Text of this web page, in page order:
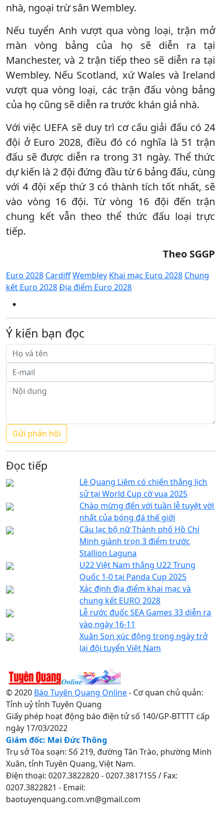
nhà, ngoại trừ sân Wembley.
Nếu tuyển Anh vượt qua vòng loại, trận mở
màn vòng bảng của họ sẽ diễn ra tại
Manchester, và 2 trận tiếp theo sẽ diễn ra tại
Wembley. Nếu Scotland, xứ Wales và Ireland
vượt qua vòng loại, các trận đấu vòng bảng
của họ cũng sẽ diễn ra trước khán giả nhà.
Với việc UEFA sẽ duy trì cơ cấu giải đấu có 24
đội ở Euro 2028, điều đó có nghĩa là 51 trận
đấu sẽ được diễn ra trong 31 ngày. Thể thức
dự kiến ​​là 2 đội đứng đầu từ 6 bảng đấu, cùng
với 4 đội xếp thứ 3 có thành tích tốt nhất, sẽ
vào vòng 16 đội. Từ vòng 16 đội đến trận
chung kết vẫn theo thể thức đấu loại trực
tiếp.
Theo SGGP
Euro 2028 CardiffWembley Khai mạc Euro 2028 Chung
kết Euro 2028Địa điểm Euro 2028
Ý kiến bạn đọc
Đọc tiếp
Lê Quang Liêm có chiến thắng lịch
sử tại World Cup cờ vua 2025
Chào mừng đến với tuần lễ tuyệt vời
nhất của bóng đá thế giới
Câu lạc bộ nữ Thành phố Hồ Chí
Minh giành trọn 3 điểm trước
Stallion Laguna
U22 Việt Nam thắng U22 Trung
Quốc 1-0 tại Panda Cup 2025
Xác định địa điểm khai mạc và
chung kết EURO 2028
Lễ rước đuốc SEA Games 33 diễn ra
vào ngày 16-11
Xuân Son xúc động trong ngày trở
lại đội tuyển Việt Nam
© 2020 Báo Tuyên Quang Online- Cơ quan chủ quản:
Tỉnh uỷ tỉnh Tuyên Quang
Giấy phép hoạt động báo điện tử số 140/GP-BTTTT cấp
ngày 17/03/2022
Giám đốc: Mai Đức Thông
Trụ sở Tòa soạn: Số 219, đường Tân Trào, phường Minh
Xuân, tỉnh Tuyên Quang, Việt Nam.
Điện thoại: 0207.3822820 - 0207.3817155 / Fax:
0207.3822821 - Email:
baotuyenquang.com.vn@gmail.com